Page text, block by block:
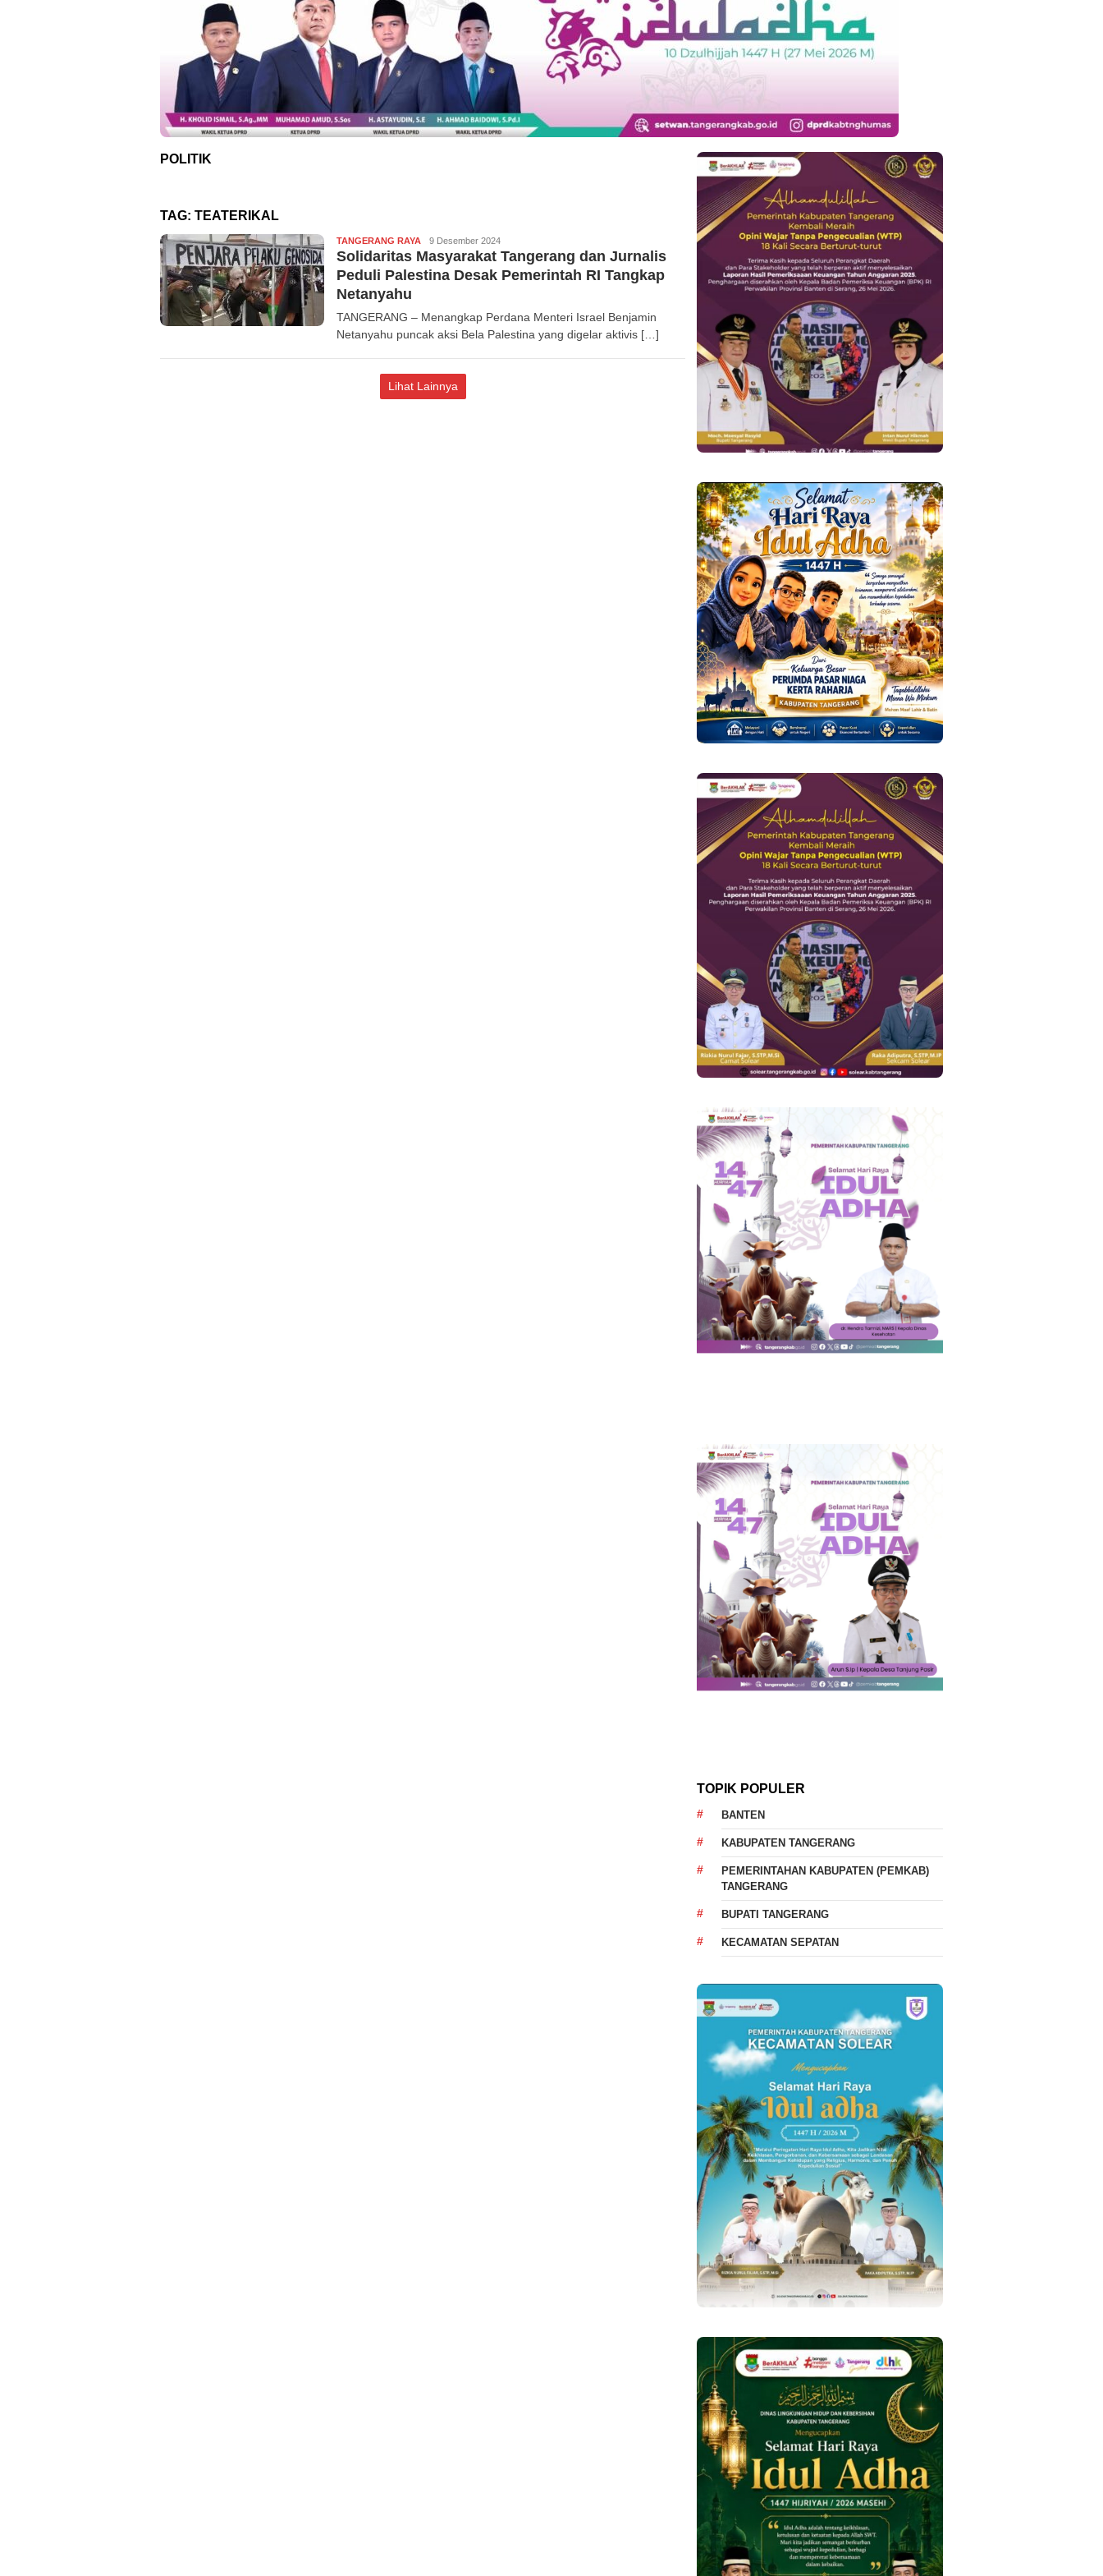
POLITIK
TAG: TEATERIKAL
TANGERANG RAYA Redaksi
9 Desember 2024
Solidaritas Masyarakat Tangerang dan Jurnalis
Peduli Palestina Desak Pemerintah RI Tangkap
Netanyahu
TANGERANG – Menangkap Perdana Menteri Israel Benjamin
Netanyahu puncak aksi Bela Palestina yang digelar aktivis […]
Lihat Lainnya
TOPIK POPULER
BANTEN
KABUPATEN TANGERANG
PEMERINTAHAN KABUPATEN (PEMKAB)
TANGERANG
BUPATI TANGERANG
KECAMATAN SEPATAN